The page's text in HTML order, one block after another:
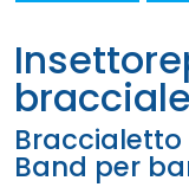
insettorepellente –
Band per